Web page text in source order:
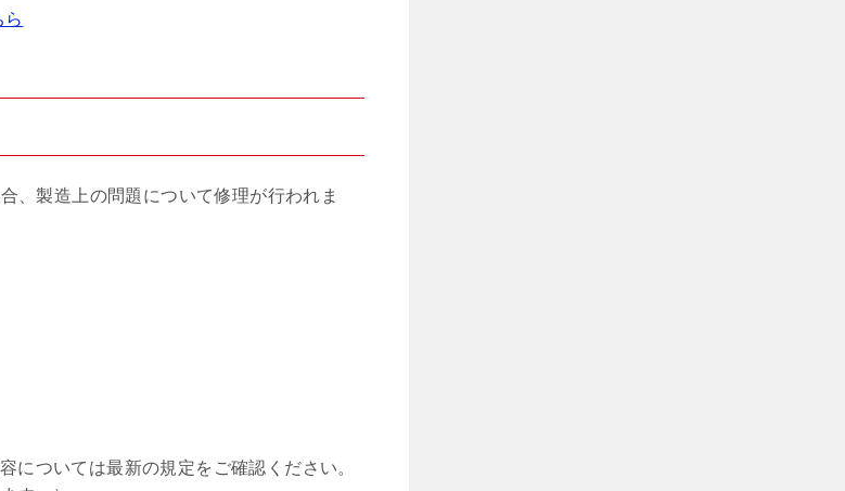
、製造上の問題について修理が行われま
については最新の規定をご確認ください。